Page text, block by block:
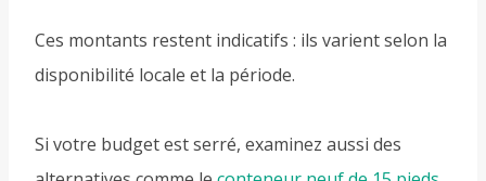
Ces montants restent indicatifs : ils varient selon la
disponibilité locale et la période.
Si votre budget est serré, examinez aussi des